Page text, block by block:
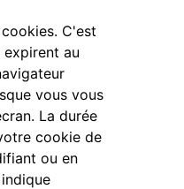
C'est
au
vous vous
La durée
cookie de
ou en